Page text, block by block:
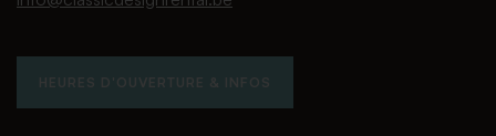
HEURES D'OUVERTURE & INFOS